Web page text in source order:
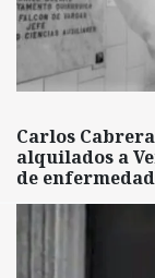
Carlos
alquilados a
de